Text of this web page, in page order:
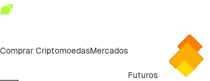
Comprar CriptomoedasMercados
Futuros